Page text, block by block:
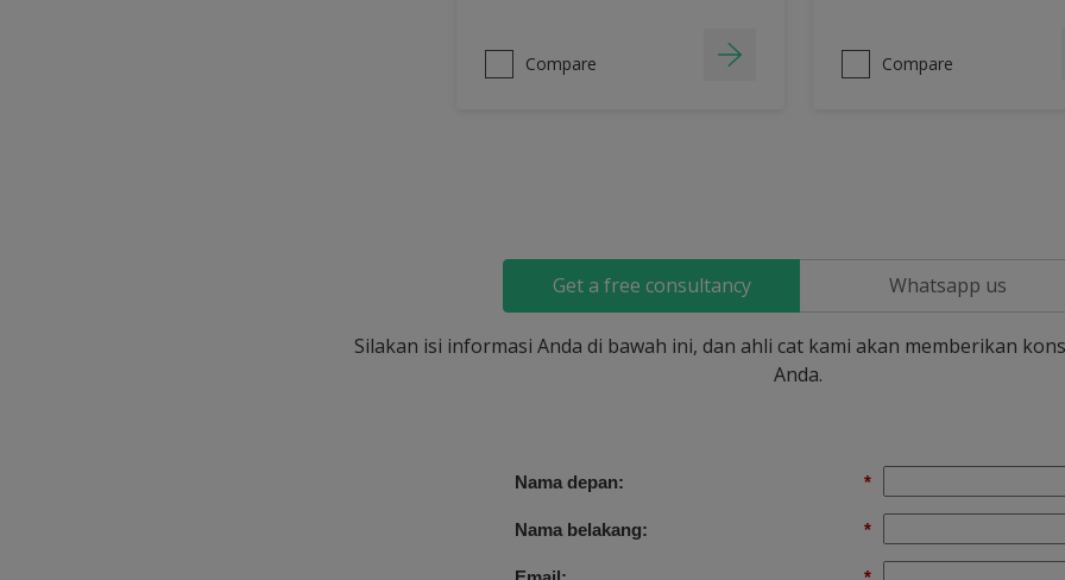
Compare Compare
Get a free consultancy Whatsapp us
Silakan isi informasi Anda di bawah ini, dan ahli cat kami akan memberikan
Anda.